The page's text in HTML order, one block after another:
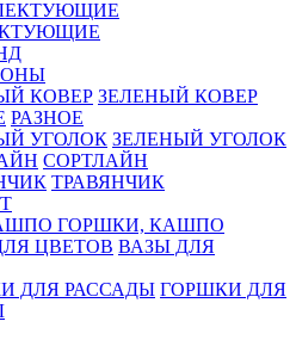
ЗЕЛЕНЫЙ КОВЕР
РАЗНОЕ
ЗЕЛЕНЫЙ УГОЛОК
СОРТЛАЙН
ТРАВЯНЧИК
ГОРШКИ, КАШПО
ВАЗЫ ДЛЯ
ГОРШКИ ДЛЯ